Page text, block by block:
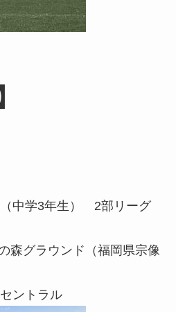
（中学3年生） 2部リーグ
森グラウンド（福岡県宗像
ントラル